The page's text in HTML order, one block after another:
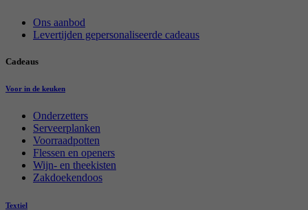
Ons aanbod
Levertijden gepersonaliseerde cadeaus
Cadeaus
Voor in de keuken
Onderzetters
Serveerplanken
Voorraadpotten
Flessen en openers
Wijn- en theekisten
Zakdoekendoos
Textiel